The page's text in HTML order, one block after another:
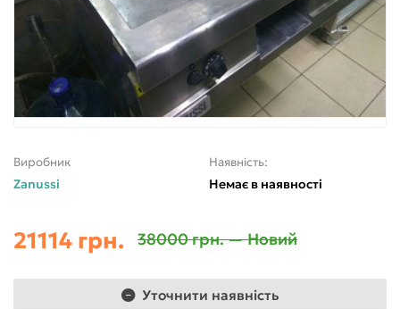
Виробник
Zanussi
Наявність:
Немає в наявності
21114 грн. 38000 грн. — Новий
Уточнити наявність